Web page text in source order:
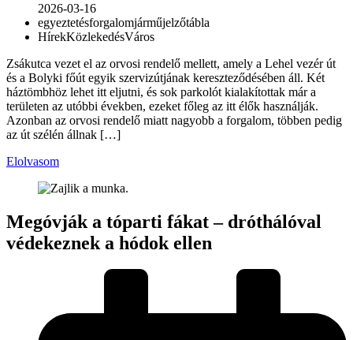
2026-03-16
egyeztetésforgalomjárműjelzőtábla
HírekKözlekedésVáros
Zsákutca vezet el az orvosi rendelő mellett, amely a Lehel vezér út
és a Bolyki főút egyik szervizútjának kereszteződésében áll. Két
háztömbhöz lehet itt eljutni, és sok parkolót kialakítottak már a
területen az utóbbi években, ezeket főleg az itt élők használják.
Azonban az orvosi rendelő miatt nagyobb a forgalom, többen pedig
az út szélén állnak […]
Elolvasom
Megóvják a tóparti fákat – dróthálóval
védekeznek a hódok ellen